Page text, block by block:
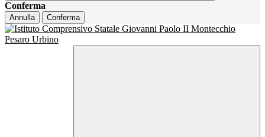
Conferma
Annulla Conferma